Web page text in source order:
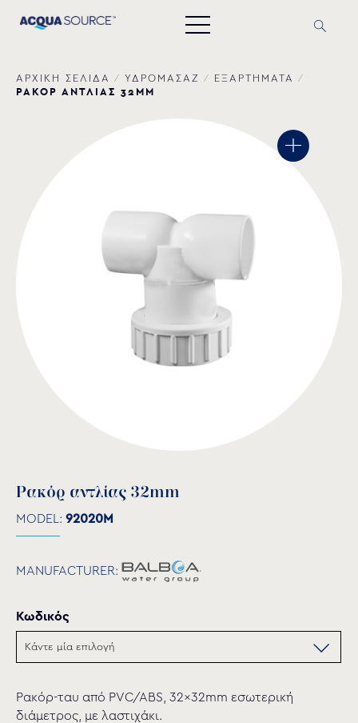
ΑΡΧΙΚΗ ΣΕΛΙΔΑ / ΥΔΡΟΜΑΣΑΖ / ΕΞΑΡΤΗΜΑΤΑ /
ΡΑΚΟΡ ΑΝΤΛΙΑΣ 32MM
Ρακόρ αντλίας 32mm
MODEL: 92020M
MANUFACTURER:
Κωδικός
Ρακόρ-ταυ από PVC/ABS, 32x32mm εσωτερική
διάμετρος, με λαστιχάκι.